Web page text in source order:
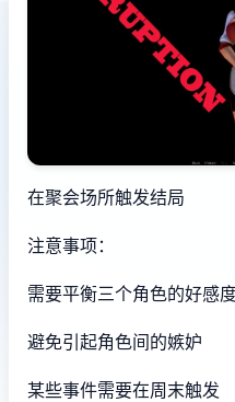
在聚会场所触发结局
注意事项：
需要平衡三个角色的好感
避免引起角色间的嫉妒
某些事件需要在周末触发